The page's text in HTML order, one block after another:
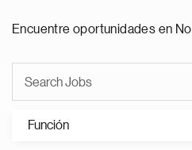
Encuentre oportunidades en
Función